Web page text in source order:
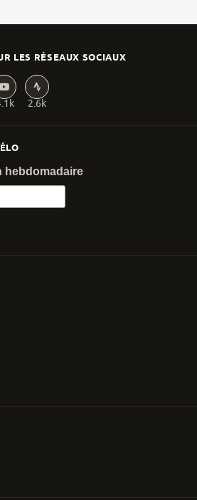
hebdomadaire
LES RÉSEAUX SOCIAUX
2.6k